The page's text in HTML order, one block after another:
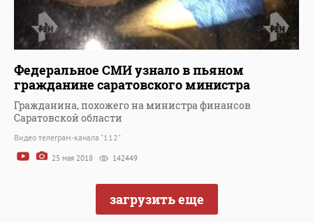
Федеральное СМИ узнало в пьяном
гражданине саратовского министра
Гражданина, похожего на министра финансов
Саратовской области
Видео телеграм-канала "112"
25 мая 2018 142449
загрузить еще